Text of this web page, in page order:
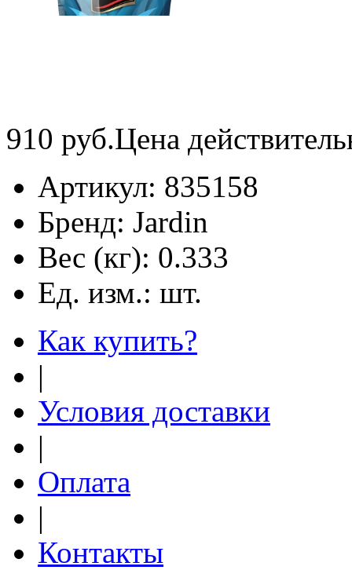
910 руб.Цена
Артикул: 835158
Бренд: Jardin
Вес (кг): 0.333
Ед. изм.: шт.
Как купить?
|
Условия доставки
|
Оплата
|
Контакты